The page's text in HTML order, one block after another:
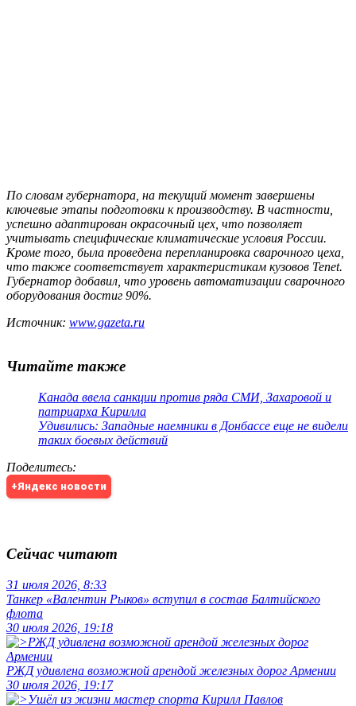
По словам губернатора, на текущий момент завершены
ключевые этапы подготовки к производству. В частности,
успешно адаптирован окрасочный цех, что позволяет
учитывать специфические климатические условия России.
Кроме того, была проведена перепланировка сварочного цеха,
что также соответствует характеристикам кузовов Tenet.
Губернатор добавил, что уровень автоматизации сварочного
оборудования достиг 90%.
Источник: www.gazeta.ru
Читайте также
Канада ввела санкции против ряда СМИ, Захаровой и
патриарха Кирилла
Удивились: Западные наемники в Донбассе еще не видели
таких боевых действий
Поделитесь:
+Яндекс новости
Сейчас читают
31 июля 2026, 8:33
Танкер «Валентин Рыков» вступил в состав Балтийского
флота
30 июля 2026, 19:18
РЖД удивлена возможной арендой железных дорог Армении
30 июля 2026, 19:17